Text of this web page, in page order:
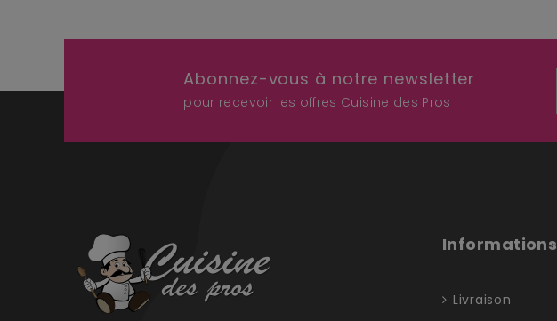
Abonnez-vous à notre newsletter
pour recevoir les offres Cuisine des Pros
Informations
Livraison